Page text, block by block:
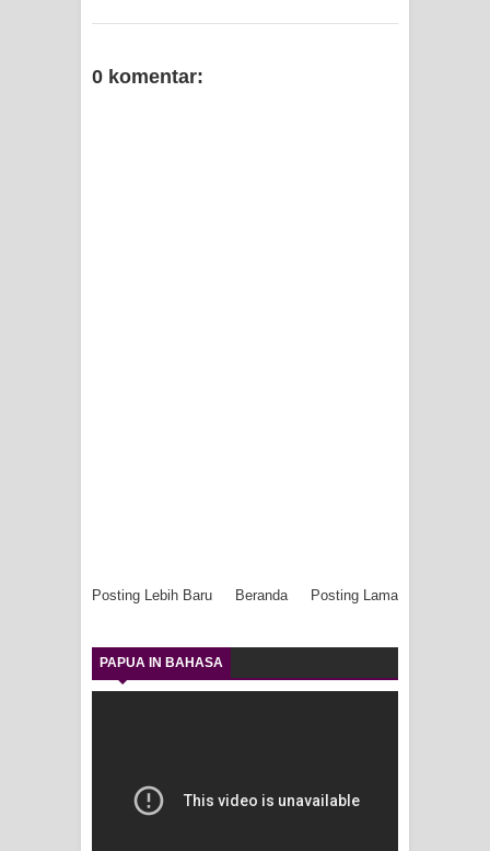
0 komentar:
Posting Lebih Baru Posting Lama
Beranda
PAPUA IN BAHASA